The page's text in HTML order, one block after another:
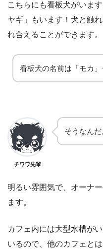
こちらにも看板犬がいま
ヤギ」もいます！犬と触
れ合えることができます。
看板犬の名前は「モカ
チワワ先輩
そうなん
明るい雰囲気で、オーナ
ます。
カフェ内には大型水槽が
いるので、他のカフェと